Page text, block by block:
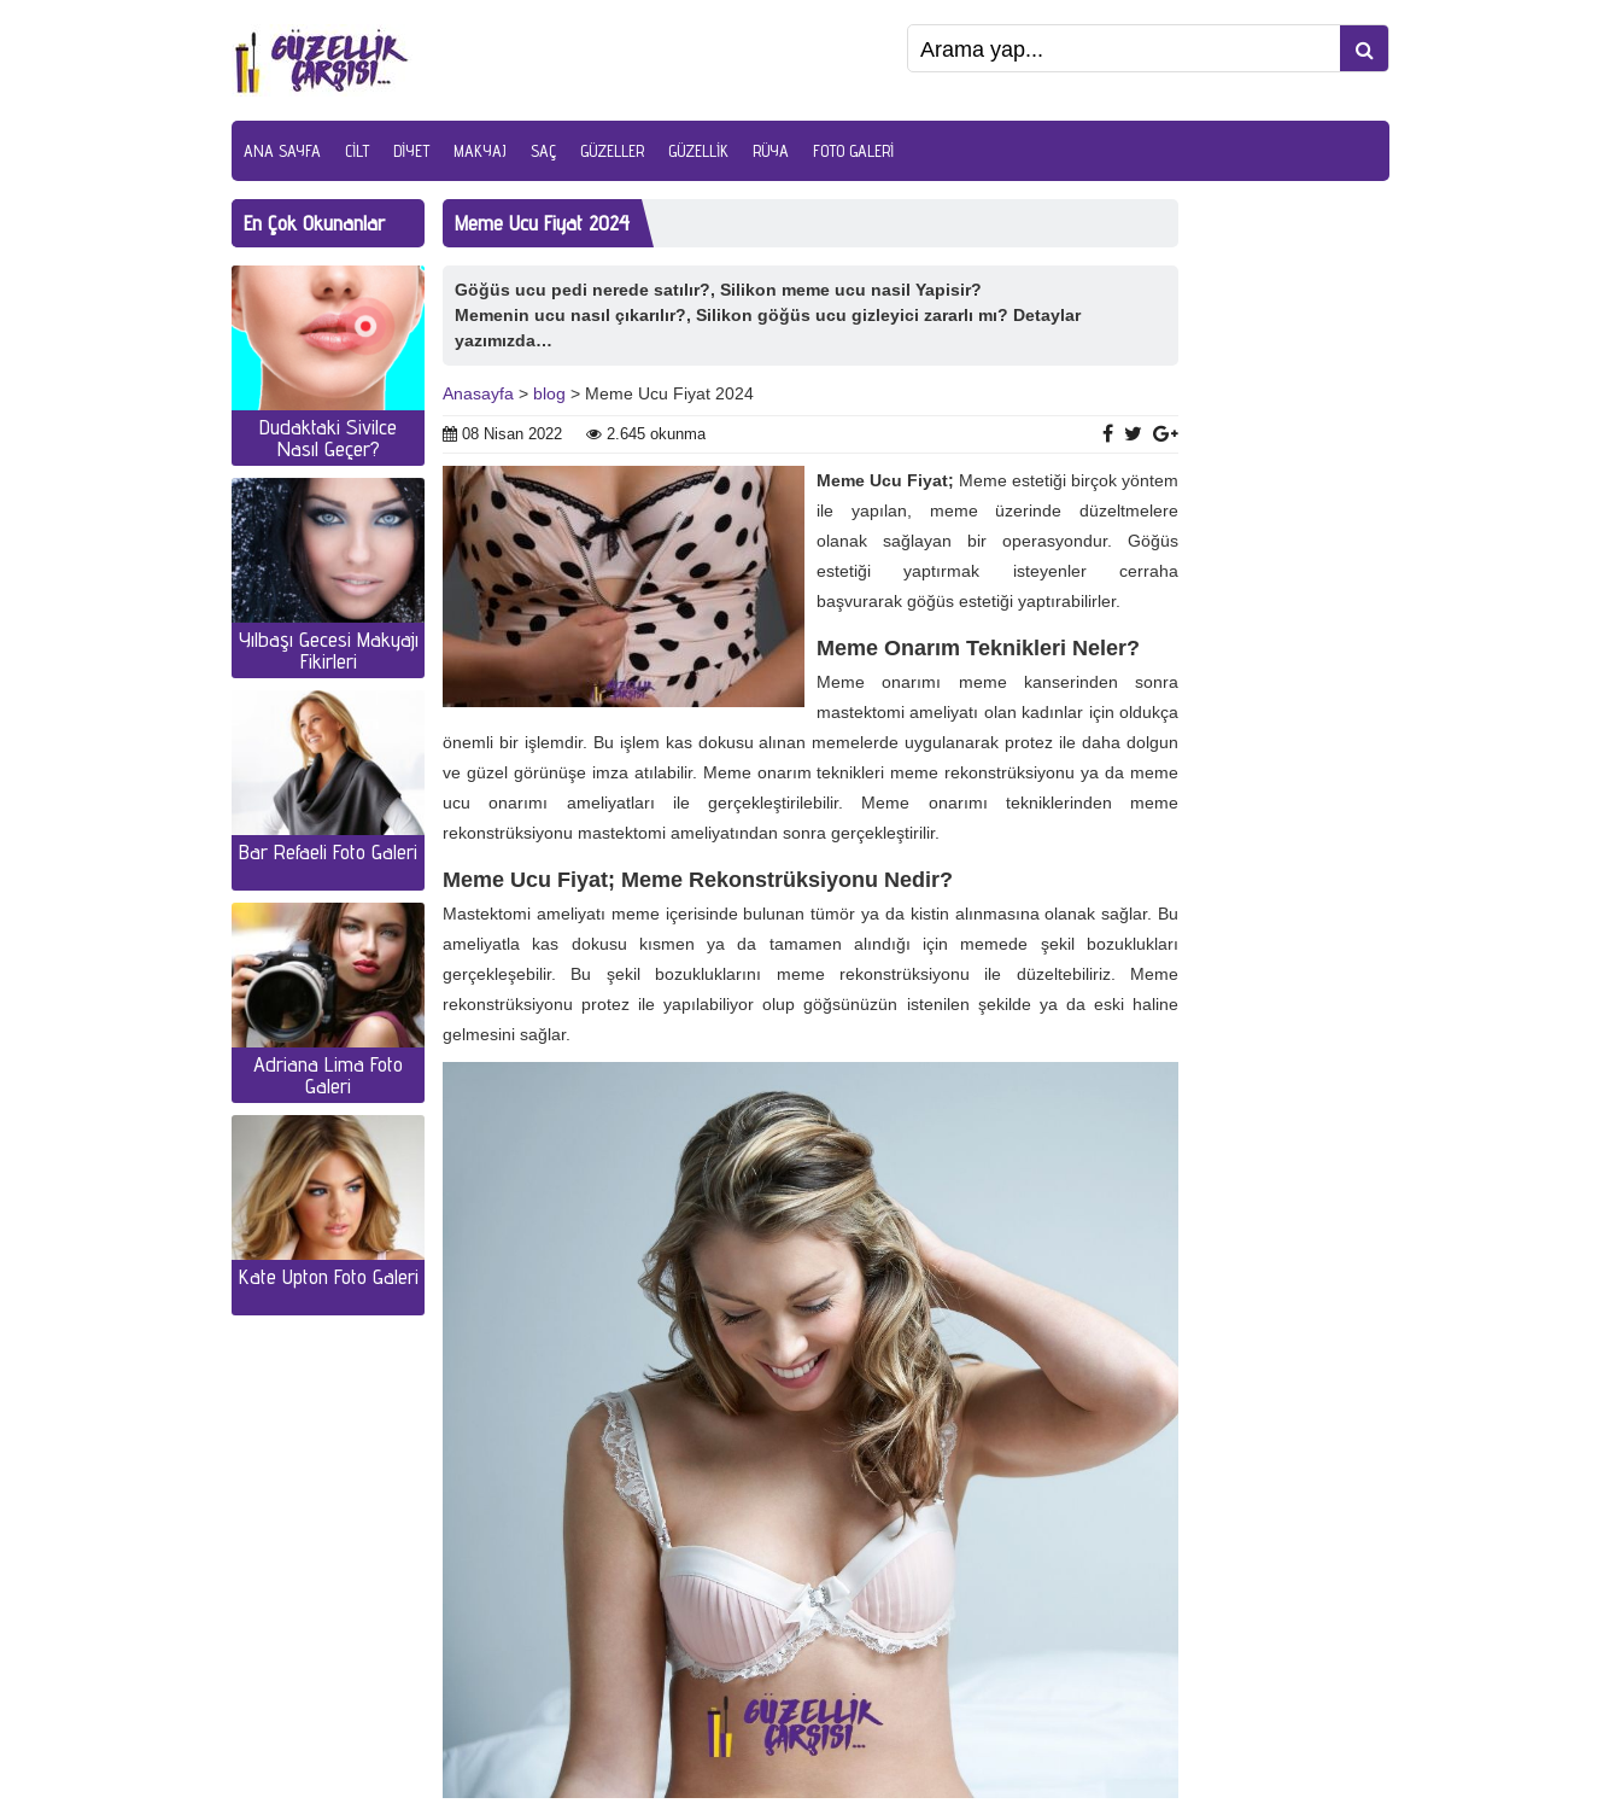
ANA SAYFA CILT DIYET MAKYAJ SAÇ GÜZELLER GÜZELLIK RÜYA FOTO GALERI
Meme Ucu Fiyat 2024
Göğüs ucu pedi nerede satılır?, Silikon meme ucu nasil Yapisir?
Memenin ucu nasıl çıkarılır?, Silikon göğüs ucu gizleyici zararlı mı? Detaylar
yazımızda…
Anasayfa > blog > Meme Ucu Fiyat 2024
08 Nisan 2022 2.645 okunma
Meme Ucu Fiyat; Meme estetiği birçok yöntem
ile yapılan, meme üzerinde düzeltmelere
olanak sağlayan bir operasyondur. Göğüs
estetiği yaptırmak isteyenler cerraha
başvurarak göğüs estetiği yaptırabilirler.
Meme Onarım Teknikleri Neler?
Meme onarımı meme kanserinden sonra
mastektomi ameliyatı olan kadınlar için oldukça
önemli bir işlemdir. Bu işlem kas dokusu alınan memelerde uygulanarak protez ile daha dolgun
ve güzel görünüşe imza atılabilir. Meme onarım teknikleri meme rekonstrüksiyonu ya da meme
ucu onarımı ameliyatları ile gerçekleştirilebilir. Meme onarımı tekniklerinden meme
rekonstrüksiyonu mastektomi ameliyatından sonra gerçekleştirilir.
Meme Ucu Fiyat; Meme Rekonstrüksiyonu Nedir?
Mastektomi ameliyatı meme içerisinde bulunan tümör ya da kistin alınmasına olanak sağlar. Bu
ameliyatla kas dokusu kısmen ya da tamamen alındığı için memede şekil bozuklukları
gerçekleşebilir. Bu şekil bozukluklarını meme rekonstrüksiyonu ile düzeltebiliriz. Meme
rekonstrüksiyonu protez ile yapılabiliyor olup göğsünüzün istenilen şekilde ya da eski haline
gelmesini sağlar.
En Çok Okunanlar
Dudaktaki Sivilce
Nasıl Geçer?
Yılbaşı Gecesi Makyajı
Fikirleri
Bar Refaeli Foto Galeri
Adriana Lima Foto
Galeri
Kate Upton Foto Galeri